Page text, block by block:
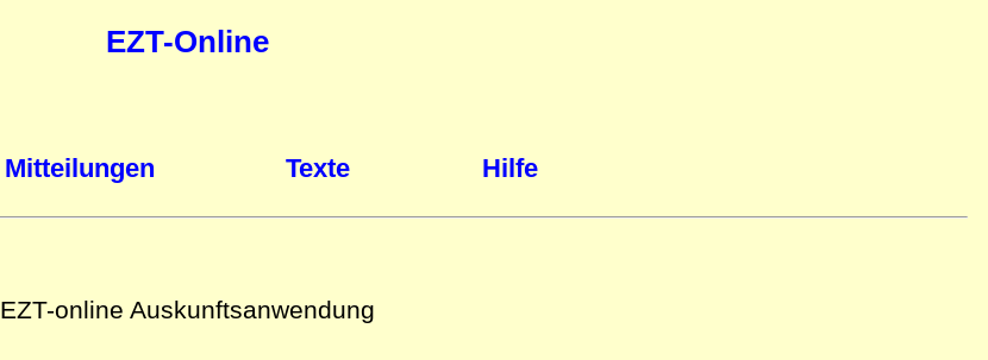
EZT-Online
Mitteilungen Texte Hilfe
EZT-online Auskunftsanwendung